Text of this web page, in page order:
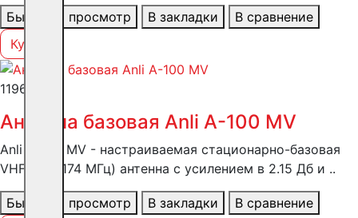
Быстрый просмотр В закладки
В сравнение
Купить
11960 ₽
Антенна базовая Anli А-100 MV
Anli A-100 MV - настраиваемая стационарно-базовая
VHF (150-174 МГц) антенна с усилением в 2.15 Дб и ..
Быстрый просмотр В закладки
В сравнение